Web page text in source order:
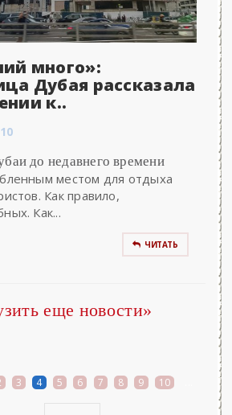
много»:
Дубая рассказала
к..
до недавнего времени
местом для отдыха
Как правило,
Как...
ЧИТАТЬ
еще новости»
3 4 5 6 7 8 9 10